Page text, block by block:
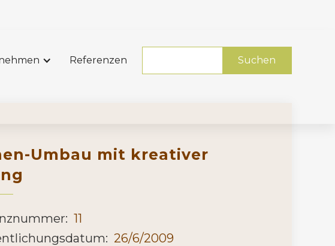
Referenzen
Umbau mit kreativer
11
26/6/2009